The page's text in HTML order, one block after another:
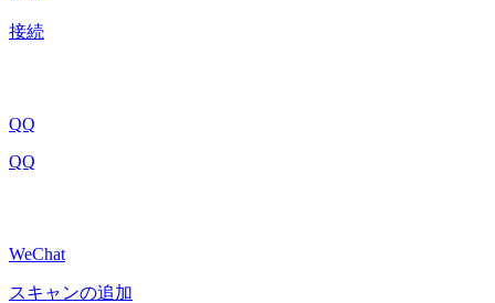
接続
QQ
QQ
WeChat
スキャンの追加